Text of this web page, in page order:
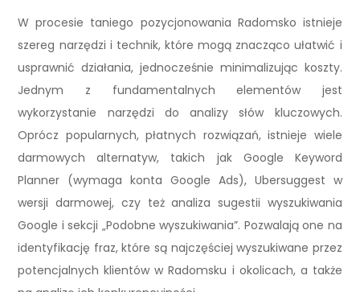
W procesie taniego pozycjonowania Radomsko istnieje
szereg narzędzi i technik, które mogą znacząco ułatwić i
usprawnić działania, jednocześnie minimalizując koszty.
Jednym z fundamentalnych elementów jest
wykorzystanie narzędzi do analizy słów kluczowych.
Oprócz popularnych, płatnych rozwiązań, istnieje wiele
darmowych alternatyw, takich jak Google Keyword
Planner (wymaga konta Google Ads), Ubersuggest w
wersji darmowej, czy też analiza sugestii wyszukiwania
Google i sekcji „Podobne wyszukiwania”. Pozwalają one na
identyfikację fraz, które są najczęściej wyszukiwane przez
potencjalnych klientów w Radomsku i okolicach, a także